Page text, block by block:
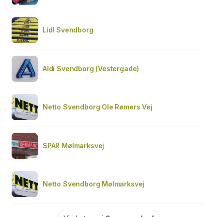
Lidl Svendborg
Aldi Svendborg (Vestergade)
Netto Svendborg Ole Rømers Vej
SPAR Mølmarksvej
Netto Svendborg Mølmarksvej